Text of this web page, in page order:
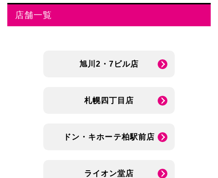
店舗一覧
旭川2・7ビル店
札幌四丁目店
ドン・キホーテ柏駅前店
ライオン堂店